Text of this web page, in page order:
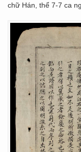
chữ Hán, thể 7-7 ca